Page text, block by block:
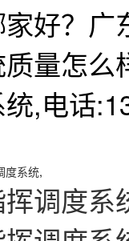
好？
量怎
,电话
度系统,
调度